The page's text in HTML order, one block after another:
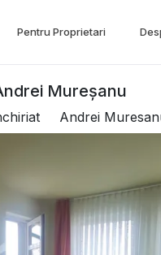
Pentru Proprietari
Mureșanu
Andrei